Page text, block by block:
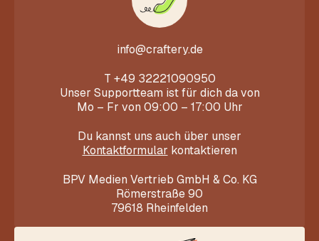
info@craftery.de
T +49 32221090950
Unser Supportteam ist für dich da von
Mo – Fr von 09:00 – 17:00 Uhr
Du kannst uns auch über unser
Kontaktformular kontaktieren
BPV Medien Vertrieb GmbH & Co. KG
Römerstraße 90
79618 Rheinfelden